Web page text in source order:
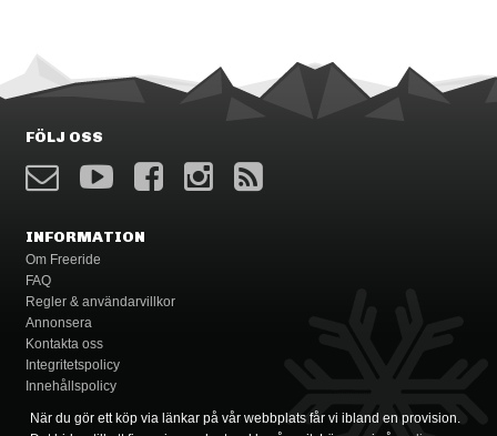
FÖLJ OSS
INFORMATION
Om Freeride
FAQ
Regler & användarvillkor
Annonsera
Kontakta oss
Integritetspolicy
Innehållspolicy
När du gör ett köp via länkar på vår webbplats får vi ibland en provision.